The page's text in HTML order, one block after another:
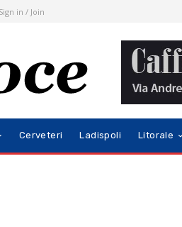
Sign in / Join
Cerveteri Ladispoli Litorale